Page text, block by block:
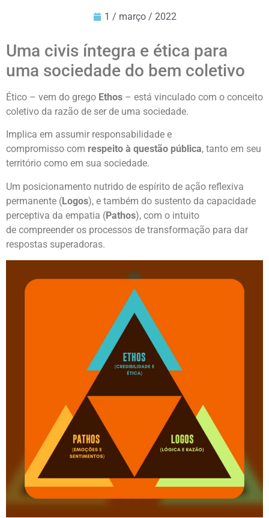
1 / março / 2022
Uma civis íntegra e ética para
uma sociedade do bem coletivo
Ético – vem do grego Ethos – está vinculado com o conceito
coletivo da razão de ser de uma sociedade.
Implica em assumir responsabilidade e
compromisso com respeito à questão pública, tanto em seu
território como em sua sociedade.
Um posicionamento nutrido de espírito de ação reflexiva
permanente (Logos), e também do sustento da capacidade
perceptiva da empatia (Pathos), com o intuito
de compreender os processos de transformação para dar
respostas superadoras.